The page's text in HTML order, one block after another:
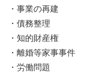
・事業の再建
・債務整理
・知的財産権
・離婚等家事事件
・労働問題